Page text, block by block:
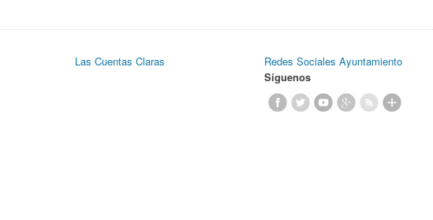
Las Cuentas Claras
Redes Sociales Ayuntamiento
Síguenos